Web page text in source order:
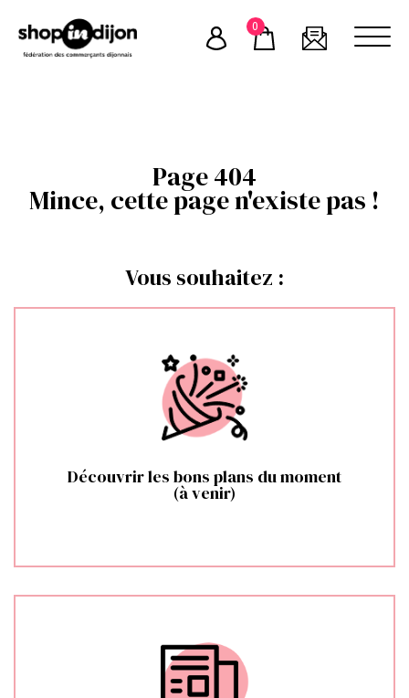
content
0
Page 404
Mince, cette page n'existe pas !
Vous souhaitez :
Découvrir les bons plans du moment
(à venir)